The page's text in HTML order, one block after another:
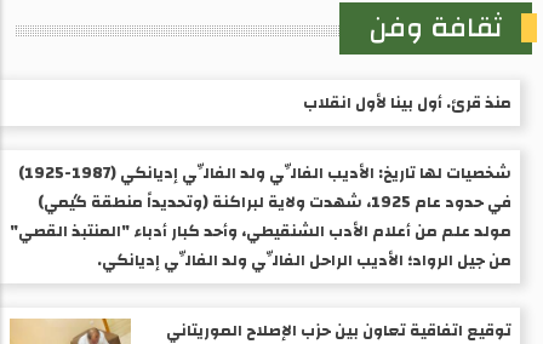
ثقافة وفن
منذ قرئ. أول بينا لأول انقلاب
شخصيات لها تاريخ: الأديب الفالِّي ولد الفالِّي إديانكي (1987-1925) ​
في حدود عام 1925، شهدت ولاية لبراكنة (وتحديداً منطقة گيمي)
مولد علم من أعلام الأدب الشنقيطي، وأحد كبار أدباء "المنتبذ القصي"
من جيل الرواد؛ الأديب الراحل الفالِّي ولد الفالِّي إديانكي.
توقيع اتفاقية تعاون بين حزب الإصلاح الموريتاني